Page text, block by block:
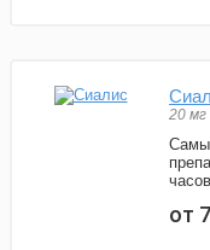
20 мг
от